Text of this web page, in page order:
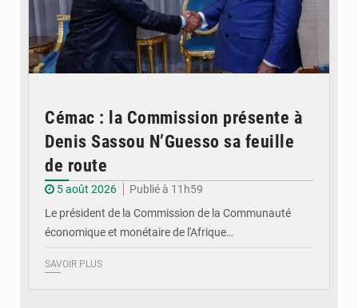
Cémac : la Commission présente à
Denis Sassou N’Guesso sa feuille
de route
5 août 2026
Publié à 11h59
Le président de la Commission de la Communauté
économique et monétaire de l'Afrique…
SAVOIR PLUS